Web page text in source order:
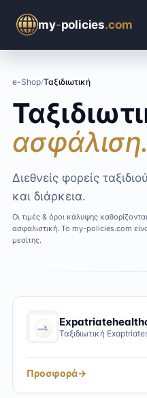
my-policies.com
e-Shop/Ταξιδιωτική
ασφάλιση.
Διεθνείς φορείς
και διάρκεια.
Οι τιμές & όροι κάλυψης
ασφαλιστική. Το my-policies.com
μεσίτης.
Ταξιδιωτική
Προσφορά→